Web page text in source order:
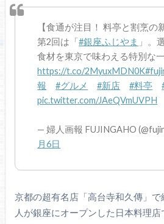
【食通が注目！ 料亭と割烹の
第2回は「#銀座ふじやま 」。
食材を東京で味わえる特別な一
https://t.co/2MyuxMDN0K
報
#グルメ #新店 #料亭
pic.twitter.com/JAeQVmUVPH
— 婦人画報 FUJINGAHO
月6日
京都の超有名店「高台寺和久傳」
人が銀座にオープンした日本料理店